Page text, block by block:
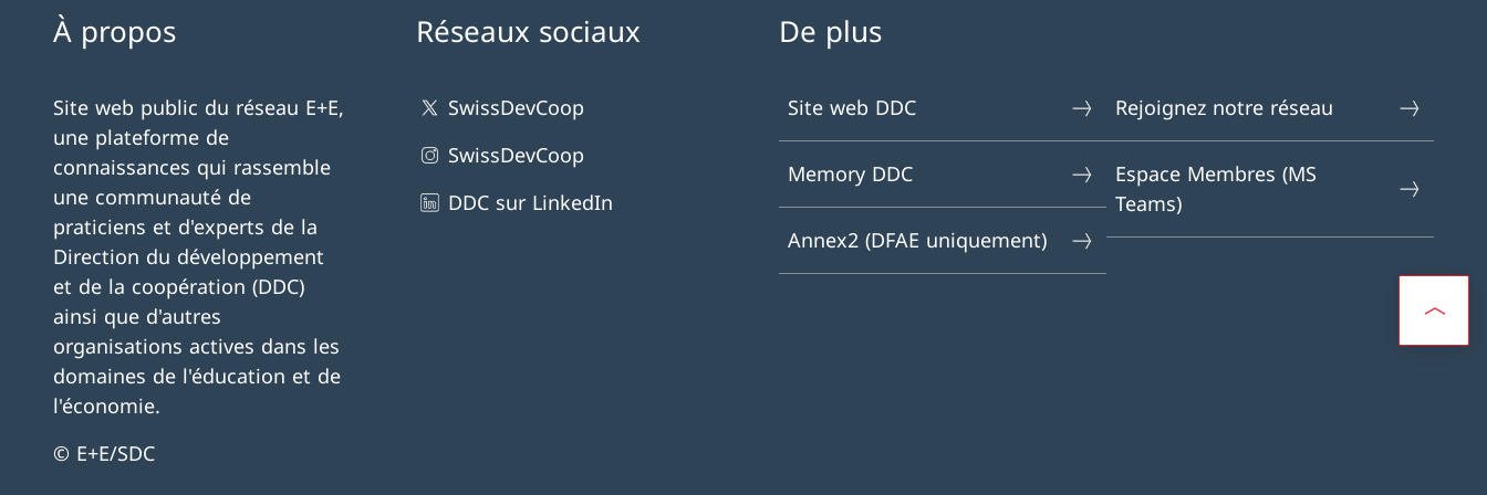
À propos
Site web public du réseau E+E,
une plateforme de
connaissances qui rassemble
une communauté de
praticiens et d'experts de la
Direction du développement
et de la coopération (DDC)
ainsi que d'autres
organisations actives dans les
domaines de l'éducation et de
l'économie.
© E+E/SDC
Réseaux sociaux
SwissDevCoop
SwissDevCoop
DDC sur LinkedIn
De plus
Site web DDC
Memory DDC
Annex2 (DFAE uniquement)
Rejoignez notre réseau
Espace Membres (MS
Teams)